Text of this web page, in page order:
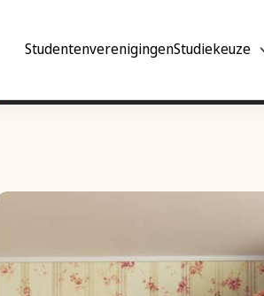
StudentenverenigingenStudiekeuze